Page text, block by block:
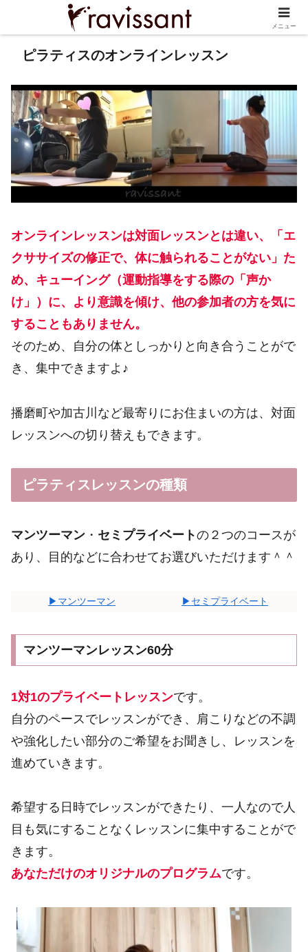
ピラティスのオンラインレッスン
オンラインレッスンは対面レッスンとは違い、
「エ
クササイズの修正で、体に触られることがない」た
め、キューイング（運動指導をする際の「声か
け」）に、より意識を傾け、他の参加者の方を気に
することもありません。
そのため、自分の体としっかりと向き合うことがで
き、集中できますよ♪
播磨町や加古川など最寄りにお住まいの方は、対面
レッスンへの切り替えもできます。
ピラティスレッスンの種類
マンツーマン ・ セミプライベートの２つのコースが
あり、目的などに合わせてお選びいただけます＾＾
▶マンツーマン ▶セミプライベート
マンツーマンレッスン60分
1対1のプライベートレッスンです。
自分のペースでレッスンができ、肩こりなどの不調
や強化したい部分のご希望をお聞きし、レッスンを
進めていきます。
希望する日時でレッスンができたり、一人なので人
目も気にすることなくレッスンに集中することがで
きます。
あなただけのオリジナルのプログラムです。
メニュー